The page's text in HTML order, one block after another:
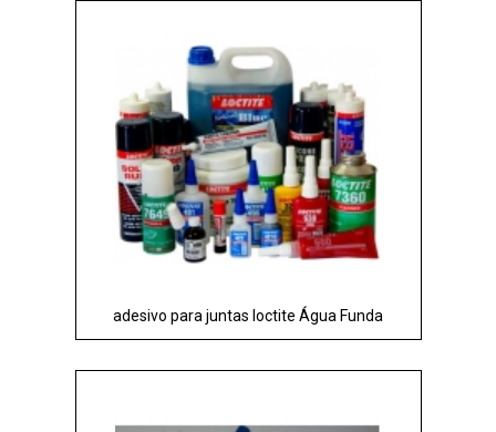
adesivo para juntas loctite Água Funda